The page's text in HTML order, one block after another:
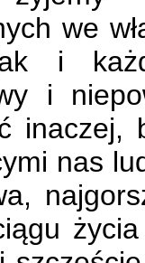
we
i
i
inaczej,
nas